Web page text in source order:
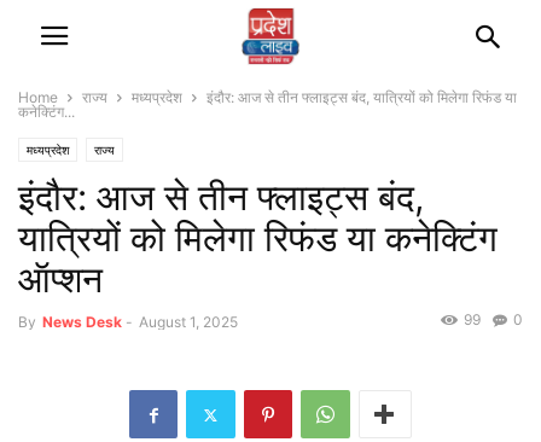
Home राज्‍य मध्यप्रदेश
इंदौर: आज से तीन फ्लाइट्स बंद, यात्रियों को मिलेगा रिफंड या
कनेक्टिंग...
मध्यप्रदेश राज्‍य
इंदौर: आज से तीन फ्लाइट्स बंद,
यात्रियों को मिलेगा रिफंड या कनेक्टिंग
ऑप्शन
By News Desk - August 1, 2025 0
99